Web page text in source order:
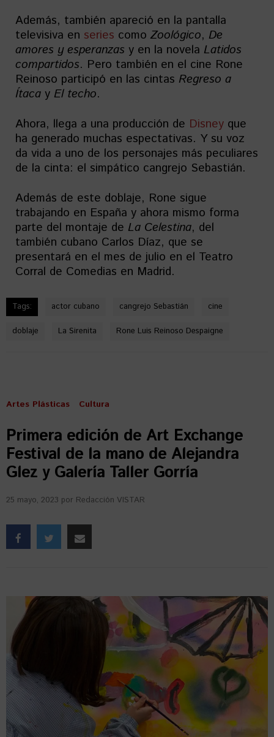
Además, también apareció en la pantalla
televisiva en series como Zoológico, De
amores y esperanzas y en la novela Latidos
compartidos. Pero también en el cine Rone
Reinoso participó en las cintas Regreso a
Ítaca y El techo.
Ahora, llega a una producción de Disney que
ha generado muchas espectativas. Y su voz
da vida a uno de los personajes más peculiares
de la cinta: el simpático cangrejo Sebastián.
Además de este doblaje, Rone sigue
trabajando en España y ahora mismo forma
parte del montaje de La Celestina, del
también cubano Carlos Díaz, que se
presentará en el mes de julio en el Teatro
Corral de Comedias en Madrid.
Tags: actor cubano cangrejo Sebastián cine
doblaje La Sirenita Rone Luis Reinoso Despaigne
Artes Plásticas Cultura
Primera edición de Art Exchange
Festival de la mano de Alejandra
Glez y Galería Taller Gorría
25 mayo, 2023 por Redacción VISTAR